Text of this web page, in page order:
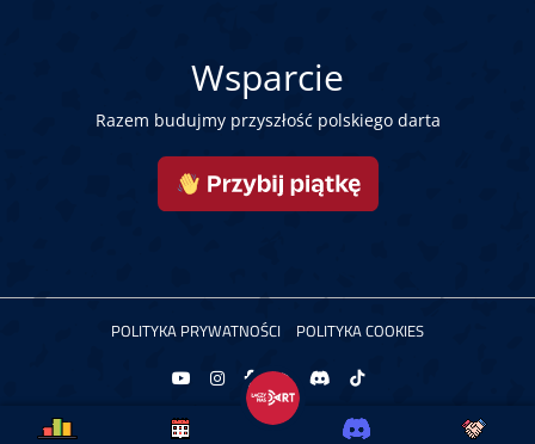
Wsparcie
Razem budujmy przyszłość polskiego darta
POLITYKA PRYWATNOŚCI POLITYKA COOKIES
Copyright © 2026 Łączy Nas Dart. Powered by